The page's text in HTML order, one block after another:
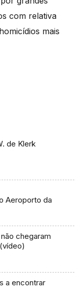
com relativa
mais
de Klerk
Aeroporto da
chegaram
a encontrar